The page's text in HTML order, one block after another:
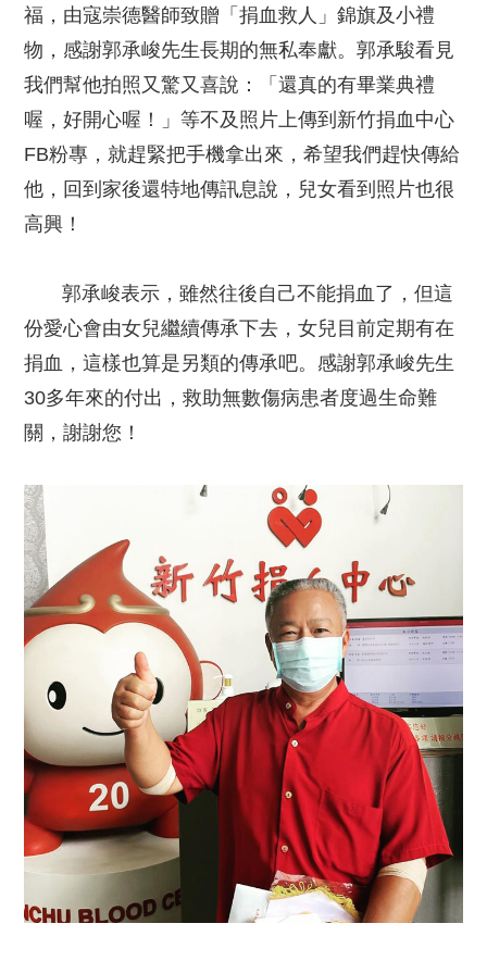
福，由寇崇德醫師致贈「捐血救人」錦旗及小禮
物，感謝郭承峻先生長期的無私奉獻。郭承駿看見
我們幫他拍照又驚又喜說：「還真的有畢業典禮
喔，好開心喔！」等不及照片上傳到新竹捐血中心
FB粉專，就趕緊把手機拿出來，希望我們趕快傳給
他，回到家後還特地傳訊息說，兒女看到照片也很
高興！
郭承峻表示，雖然往後自己不能捐血了，但這
份愛心會由女兒繼續傳承下去，女兒目前定期有在
捐血，這樣也算是另類的傳承吧。感謝郭承峻先生
30多年來的付出，救助無數傷病患者度過生命難
關，謝謝您！